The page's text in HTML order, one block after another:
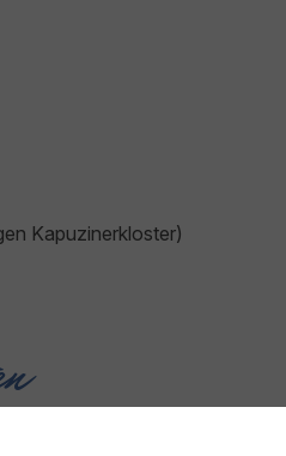
Kapuzinerkloster)
Uhr